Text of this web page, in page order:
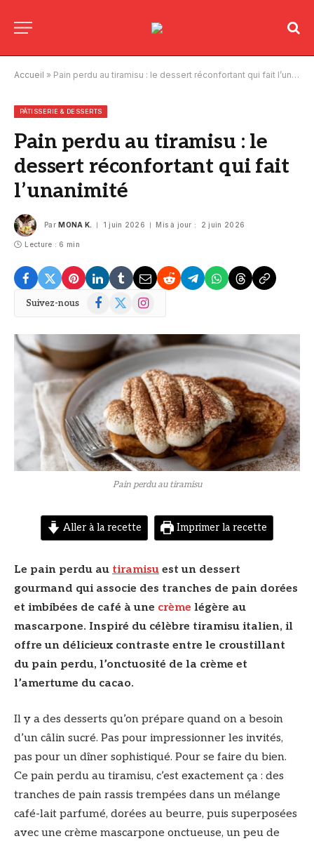
Accueil » Pain perdu au tiramisu : le dessert réconfortant qui fait l’unanimité
PÂTISSERIE & DESSERTS
Pain perdu au tiramisu : le
dessert réconfortant qui fait
l’unanimité
Par MONA K. 1 juin 2026 Mis à jour : 2 juin 2026
Lecture : 6 min
Suivez-nous Facebook
X
Instagram
© DR
Pain perdu au tiramisu
Aller à la recette Imprimer la recette
Le pain perdu au tiramisu est un dessert
gourmand qui associe des tranches de pain dorées
et imbibées de café à une crème légère au
mascarpone. Inspiré du célèbre tiramisu italien, il
offre un délicieux contraste entre le croustillant
du pain perdu, l’onctuosité de la crème et
l’amertume du cacao.
Il y a des desserts qu’on prépare quand on a besoin
d’un câlin sucré. Pas pour impressionner les invités,
pas pour un dîner sophistiqué. Pour se faire du bien.
Ce pain perdu au tiramisu, c’est exactement ça : des
tranches de pain rassis trempées dans un mélange
café-lait parfumé, dorées au beurre, puis superposées
avec une crème mascarpone onctueuse, un peu de